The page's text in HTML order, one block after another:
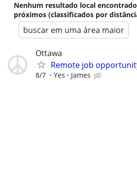
Nenhum resultado local
próximos (classificados por
buscar em uma área maior
Ottawa
Remote job
8/7 Yes James